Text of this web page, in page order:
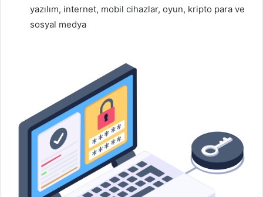
yazılım, internet, mobil cihazlar, oyun, kripto para ve
sosyal medya